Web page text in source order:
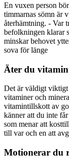
En vuxen person
timmarnas sömn är
återhämtning. - Var
befolkningen klarar
minskar behovet
sova för länge
Äter du
Det är väldigt
vitaminer och
vitamintillskott av
känner att du inte
som menar att
till var och en att
Motionerar du